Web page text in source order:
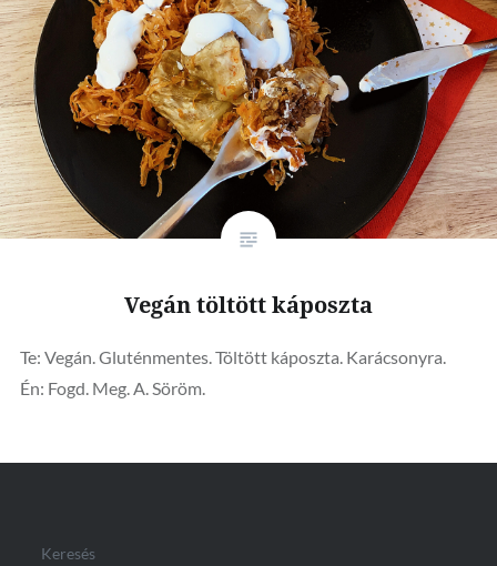
Vegán töltött káposzta
Te: Vegán. Gluténmentes. Töltött káposzta. Karácsonyra.
Én: Fogd. Meg. A. Söröm.
Keresés